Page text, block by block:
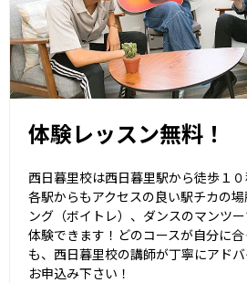
体験レッスン無料！
西日暮里校は西日暮里駅から徒歩１
各駅からもアクセスの良い駅チカの
ング（ボイトレ）、ダンスのマンツ
体験できます！どのコースが自分に
も、西日暮里校の講師が丁寧にアド
お申込み下さい！